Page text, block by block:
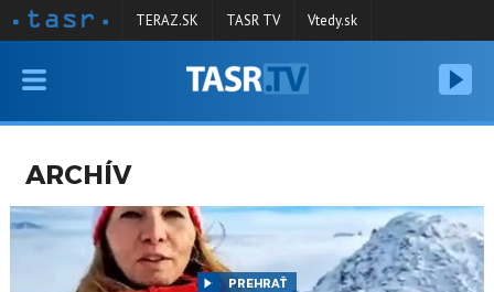
VYSIELANIE
SPRAVODAJSTVO
KONTAKT
ARCHÍV
TERAZ.SK TASR TV Vtedy.sk
ARCHÍV
PREHRAŤ